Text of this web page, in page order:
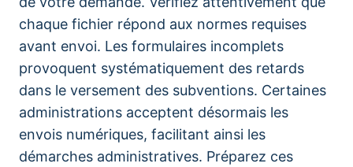
chaque fichier répond aux normes requises
avant envoi. Les formulaires incomplets
provoquent systématiquement des retards
dans le versement des subventions. Certaines
administrations acceptent désormais les
envois numériques, facilitant ainsi les
démarches administratives. Préparez ces